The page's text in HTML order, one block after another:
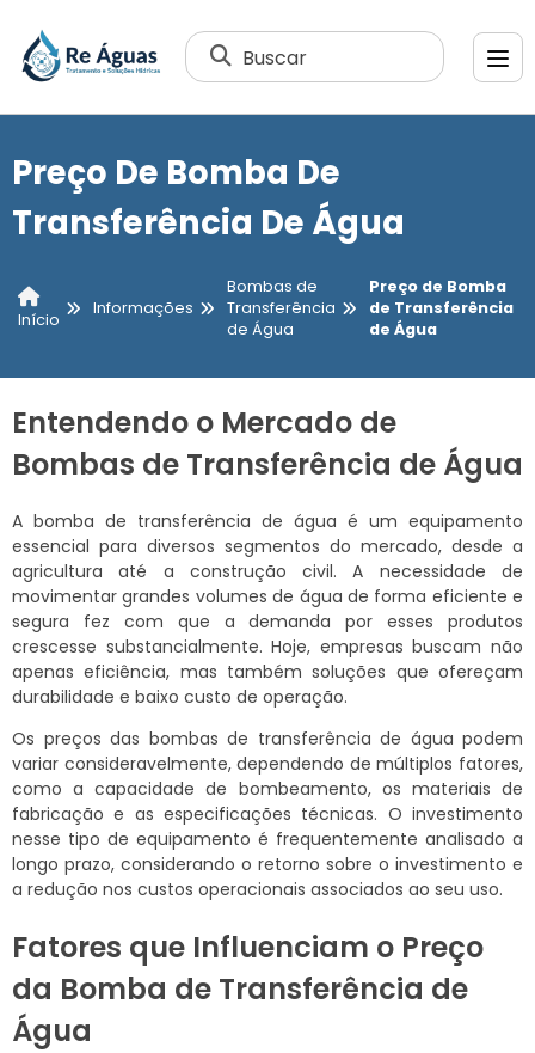
Buscar
Preço De Bomba De
Transferência De Água
Início
Informações
Bombas de
Transferência
de Água
Preço de Bomba
de Transferência
de Água
Entendendo o Mercado de
Bombas de Transferência de Água
A bomba de transferência de água é um equipamento
essencial para diversos segmentos do mercado, desde a
agricultura até a construção civil. A necessidade de
movimentar grandes volumes de água de forma eficiente e
segura fez com que a demanda por esses produtos
crescesse substancialmente. Hoje, empresas buscam não
apenas eficiência, mas também soluções que ofereçam
durabilidade e baixo custo de operação.
Os preços das bombas de transferência de água podem
variar consideravelmente, dependendo de múltiplos fatores,
como a capacidade de bombeamento, os materiais de
fabricação e as especificações técnicas. O investimento
nesse tipo de equipamento é frequentemente analisado a
longo prazo, considerando o retorno sobre o investimento e
a redução nos custos operacionais associados ao seu uso.
Fatores que Influenciam o Preço
da Bomba de Transferência de
Água